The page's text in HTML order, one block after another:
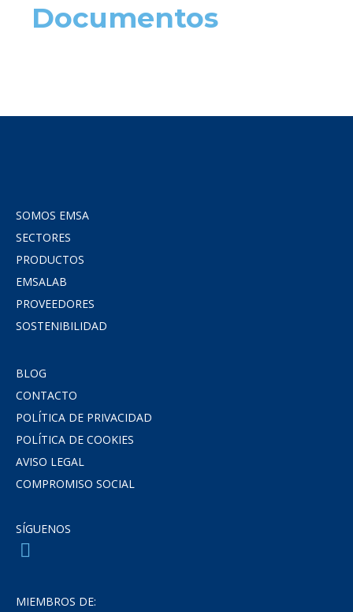
Documentos
SOMOS EMSA
SECTORES
PRODUCTOS
EMSALAB
PROVEEDORES
SOSTENIBILIDAD
BLOG
CONTACTO
POLÍTICA DE PRIVACIDAD
POLÍTICA DE COOKIES
AVISO LEGAL
COMPROMISO SOCIAL
SÍGUENOS
MIEMBROS DE: